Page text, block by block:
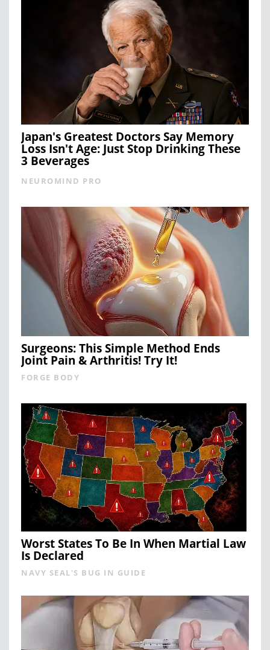
Japan's Greatest Doctors Say Memory
Loss Isn't Age: Just Stop Drinking These
3 Beverages
NEUROMIND PRO
Surgeons: This Simple Method Ends
Joint Pain & Arthritis! Try It!
FORGE BODY
Worst States To Be In When Martial Law
Is Declared
NAVY SEAL'S BUG IN GUIDE